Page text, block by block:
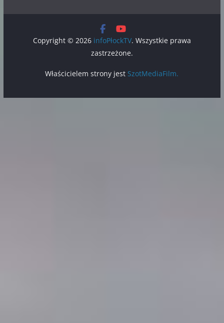
Copyright © 2026 infoPłockTV. Wszystkie prawa
zastrzeżone.
Właścicielem strony jest SzotMediaFilm.